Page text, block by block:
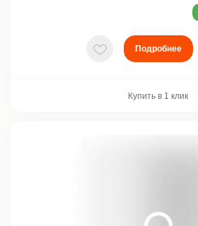
В избранное
Подробнее
Купить в 1 клик